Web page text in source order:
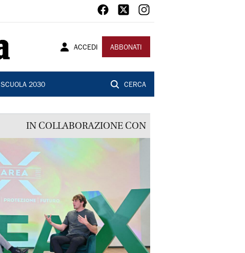
ACCEDI ABBONATI
SCUOLA 2030 CERCA
IN COLLABORAZIONE CON